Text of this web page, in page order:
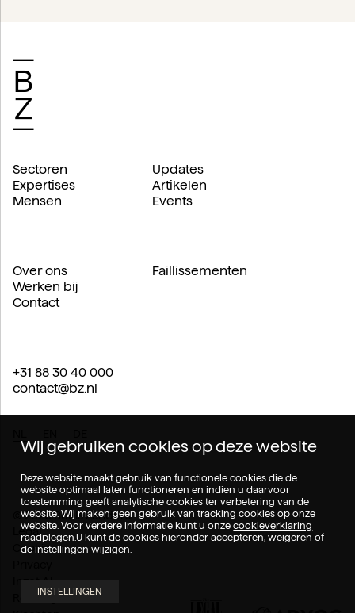
Wij gebruiken cookies op deze website
Deze website maakt gebruik van functionele cookies die de
website optimaal laten functioneren en indien u daarvoor
toestemming geeft analytische cookies ter verbetering van de
website. Wij maken geen gebruik van tracking cookies op onze
website. Voor verdere informatie kunt u onzecookieverklaring
raadplegen.U kunt de cookies hieronder accepteren, weigeren of
de instellingen wijzigen.
INSTELLINGEN
Sectoren
Expertises
Mensen
Updates
Artikelen
Events
Over ons
Werken bij
Contact
Faillissementen
+31 88 30 40 000
contact@bz.nl
© 2026 Boels Zanders.
Legal
Cookies
Inzet AI
Rechtsgebieden